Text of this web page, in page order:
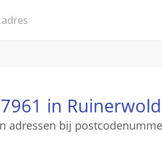
in Ruinerwold
adressen bij